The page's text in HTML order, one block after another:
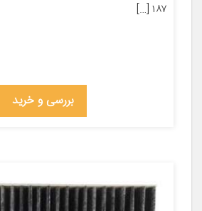
۱۸۷ […]
بررسی و خرید